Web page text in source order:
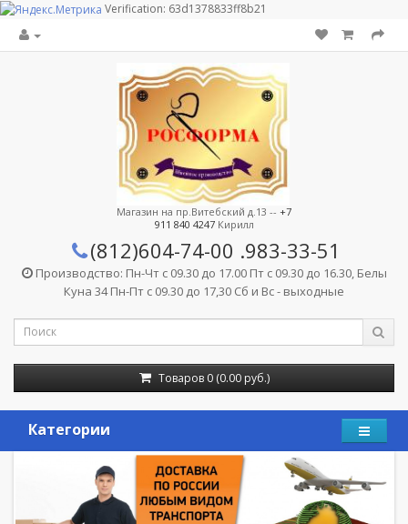
Verification: 63d1378833ff8b21
Магазин на пр.Витебский д.13 -- +7
911 840 4247Кирилл
(812)604-74-00 .983-33-51
Производство: Пн-Чт с 09.30 до 17.00 Пт с 09.30 до 16.30, Белы
Куна 34 Пн-Пт с 09.30 до 17,30 Сб и Вс - выходные
Товаров 0 (0.00 руб.)
Категории